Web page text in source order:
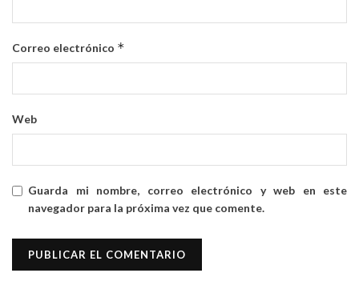
Correo electrónico *
Web
Guarda mi nombre, correo electrónico y web en este
navegador para la próxima vez que comente.